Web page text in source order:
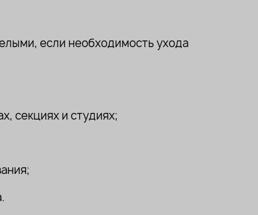
если необходимость ухода
секциях и студиях;